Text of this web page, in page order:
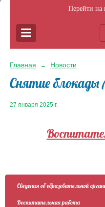
Перейти на
Главная → Новости
Снятие блокады
27 января 2025 г.
Сведения об образовательной
Воспитательная работа